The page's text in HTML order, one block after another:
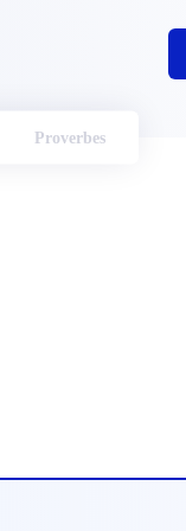
Proverbes